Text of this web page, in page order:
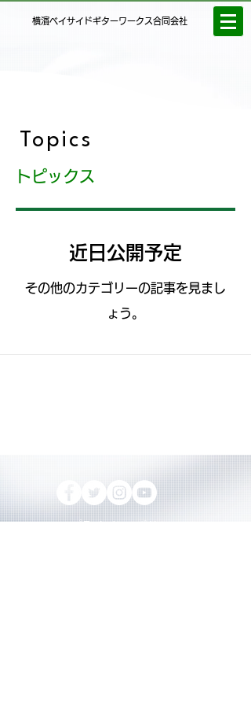
横濱ベイサイドギターワークス合同会社
Topics
トピックス
近日公開予定
その他のカテゴリーの記事を見まし
ょう。
プライバシーポリシー